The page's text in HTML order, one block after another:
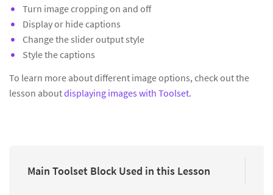
Turn image cropping on and off
Display or hide captions
Change the slider output style
Style the captions
To learn more about different image options, check out the
lesson aboutdisplaying images with Toolset.
Main Toolset Block Used in this Lesson